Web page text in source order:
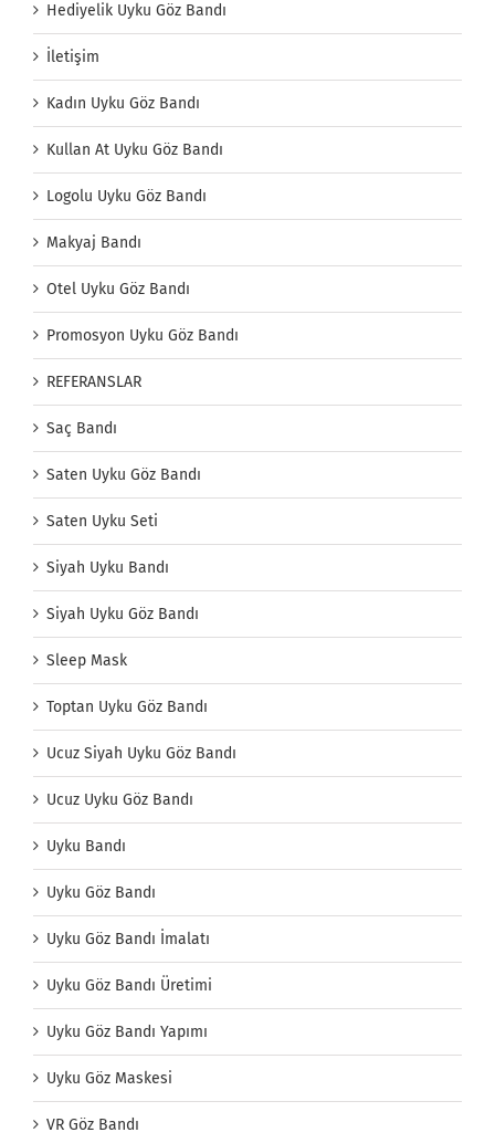
Hediyelik Uyku Göz Bandı
İletişim
Kadın Uyku Göz Bandı
Kullan At Uyku Göz Bandı
Logolu Uyku Göz Bandı
Makyaj Bandı
Otel Uyku Göz Bandı
Promosyon Uyku Göz Bandı
REFERANSLAR
Saç Bandı
Saten Uyku Göz Bandı
Saten Uyku Seti
Siyah Uyku Bandı
Siyah Uyku Göz Bandı
Sleep Mask
Toptan Uyku Göz Bandı
Ucuz Siyah Uyku Göz Bandı
Ucuz Uyku Göz Bandı
Uyku Bandı
Uyku Göz Bandı
Uyku Göz Bandı İmalatı
Uyku Göz Bandı Üretimi
Uyku Göz Bandı Yapımı
Uyku Göz Maskesi
VR Göz Bandı